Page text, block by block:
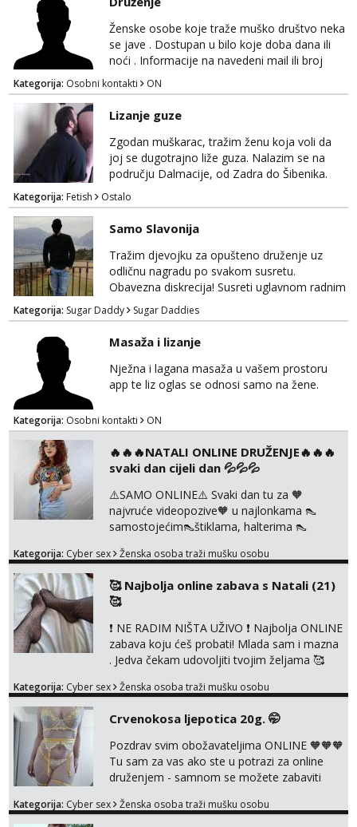
stanu; čista kupaonica i ručnici za vas prije ili
poslije masaže, nalazim se u centru grada. 🚫
NE POZIVI ,❌️ NE SEXCAM, ❌️NE
SEXCHATTING🚫...
Ženske osobe koje traže muško društvo neka
se jave . Dostupan u bilo koje doba dana ili
noći . Informacije na navedeni mail ili broj
mobitela.
Kategorija: Osobni kontakti ON
Lizanje guze
Zgodan muškarac, tražim ženu koja voli da
joj se dugotrajno liže guza. Nalazim se na
području Dalmacije, od Zadra do Šibenika.
Kategorija: Fetish Ostalo
Samo Slavonija
Tražim djevojku za opušteno druženje uz
odličnu nagradu po svakom susretu.
Obavezna diskrecija! Susreti uglavnom radnim
danima tijekom dana ali nije uvjet. Samo
Slavonija. osmarios984@gmail.com
Kategorija: Sugar Daddy Sugar Daddies
Masaža i lizanje
Nježna i lagana masaža u vašem prostoru
app te liz oglas se odnosi samo na žene.
Kategorija: Osobni kontakti ON
🔥🔥🔥NATALI ONLINE DRUŽENJE🔥🔥🔥
svaki dan cijeli dan 💦💦💦
⚠️SAMO ONLINE⚠️ Svaki dan tu za 🧡
najvruće videopozive🧡 u najlonkama 👠
samostojećim👠štiklama, halterima 👠
dogovoru 🧡 Dopisivanja hot chat🧡 o
🧡 Videa🧡 solo squirt, razne anal igračke,
vibratori, s PARTNEROM, S KOLEGICAMA
lizanje, striptiz, footfetiši itd 🔞 ❣️Radim već
jako dugo, imam iskustva i više načina pla...
Kategorija: Cyber sex Ženska osoba traži mušku osobu
🥰 Najbolja online zabava s Natali (21)
🥰
❗ NE RADIM NIŠTA UŽIVO ❗ Najbolja ONLINE
zabava koju ćeš probati! Mlada sam i mazna
. Jedva čekam udovoljiti tvojim željama 🥰
se dogovorimo kako ćemo se zabaviti.
foto i video materijal u kojem se sama
diram, s kolegicama, s dečkom, igračkama
itd. Radim dopisivanje o seksi temama koje
nas uzbuđuju 🤭 Čekam...
Kategorija: Cyber sex Ženska osoba traži mušku osobu
Crvenokosa ljepotica 20g. 🤭
Pozdrav svim obožavateljima ONLINE 🧡🧡🧡
Tu sam za vas ako ste u potrazi za online
druženjem - samnom se možete zabaviti
dovoljna radim i u paru i trojci s kolegicama,
Kategorija: Cyber sex Ženska osoba traži mušku osobu